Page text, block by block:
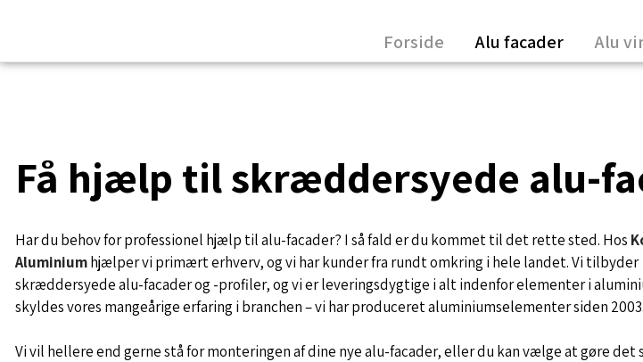
Forside Alu facader Alu
Få hjælp til skræddersyede alu-
Har du behov for professionel hjælp til alu-facader? I så fald er du kommet til det rette sted. Hos
Aluminiumhjælper vi primært erhverv, og vi har kunder fra rundt omkring i hele landet. Vi tilbyder
skræddersyede alu-facader og -profiler, og vi er leveringsdygtige i alt indenfor elementer i
skyldes vores mangeårige erfaring i branchen – vi har produceret aluminiumselementer siden 2003.
Vi vil hellere end gerne stå for monteringen af dine nye alu-facader, eller du kan vælge at gøre det